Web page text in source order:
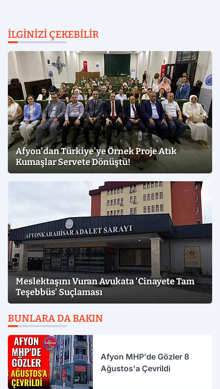
İLGINIZI ÇEKEBILIR
Afyon'dan Türkiye'ye Örnek Proje Atık
Kumaşlar Servete Dönüştü!
Meslektaşını Vuran Avukata 'Cinayete Tam
Teşebbüs' Suçlaması
BUNLARA DA BAKIN
Afyon MHP'de Gözler 8
Ağustos'a Çevrildi